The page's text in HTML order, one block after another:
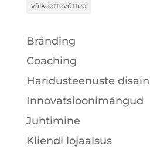
väikeettevõtted
Bränding
Coaching
Haridusteenuste disain
Innovatsioonimängud
Juhtimine
Kliendi lojaalsus